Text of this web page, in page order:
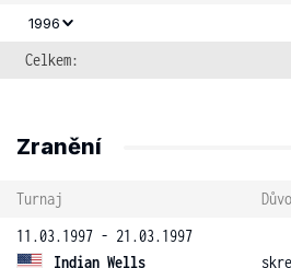
1996
Celkem:
Zranění
Turnaj
11.03.1997 - 21.03.1997
Indian Wells